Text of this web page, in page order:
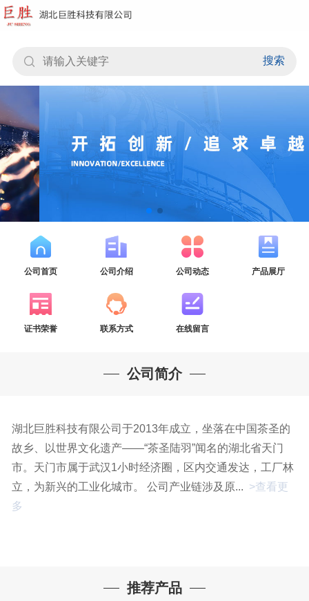
搜索
公司首页 公司介绍 公司动态 产品展厅
证书荣誉 联系方式 在线留言
公司简介
湖北巨胜科技有限公司于2013年成立，坐落在中国茶圣的
故乡、以世界文化遗产——“茶圣陆羽”闻名的湖北省天门
市。天门市属于武汉1小时经济圈，区内交通发达，工厂林
立，为新兴的工业化城市。 公司产业链涉及原... >查看更
多
推荐产品